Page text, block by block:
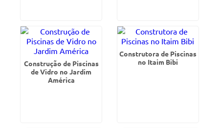
Construção de Piscinas
de Vidro no Jardim
América
Construtora de Piscinas
no Itaim Bibi